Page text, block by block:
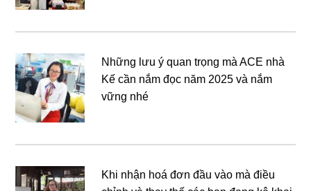
Những lưu ý quan trọng mà ACE nhà
Kế cần nắm đọc năm 2025 và nắm
vững nhé
Khi nhận hoá đơn đầu vào mà điều